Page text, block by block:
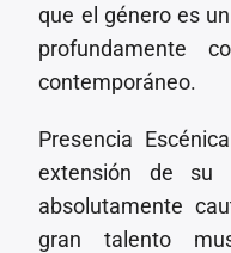
que el género es
profundamente
contemporáneo.
Presencia
extensión de su
absolutamente
gran talento